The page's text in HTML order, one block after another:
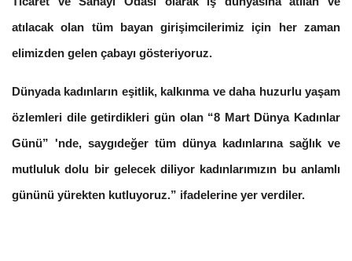
atılacak olan tüm bayan girişimcilerimiz için her zaman
elimizden gelen çabayı gösteriyoruz.
Dünyada kadınların eşitlik, kalkınma ve daha huzurlu yaşam
özlemleri dile getirdikleri gün olan “8 Mart Dünya Kadınlar
Günü” 'nde, saygıdeğer tüm dünya kadınlarına sağlık ve
mutluluk dolu bir gelecek diliyor kadınlarımızın bu anlamlı
gününü yürekten kutluyoruz.” ifadelerine yer verdiler.